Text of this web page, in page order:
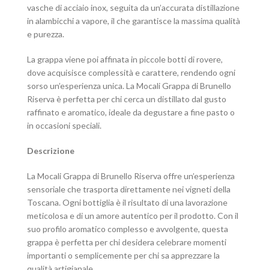
vasche di acciaio inox, seguita da un’accurata distillazione
in alambicchi a vapore, il che garantisce la massima qualità
e purezza.
La grappa viene poi affinata in piccole botti di rovere,
dove acquisisce complessità e carattere, rendendo ogni
sorso un’esperienza unica. La Mocali Grappa di Brunello
Riserva è perfetta per chi cerca un distillato dal gusto
raffinato e aromatico, ideale da degustare a fine pasto o
in occasioni speciali.
Descrizione
La Mocali Grappa di Brunello Riserva offre un’esperienza
sensoriale che trasporta direttamente nei vigneti della
Toscana. Ogni bottiglia è il risultato di una lavorazione
meticolosa e di un amore autentico per il prodotto. Con il
suo profilo aromatico complesso e avvolgente, questa
grappa è perfetta per chi desidera celebrare momenti
importanti o semplicemente per chi sa apprezzare la